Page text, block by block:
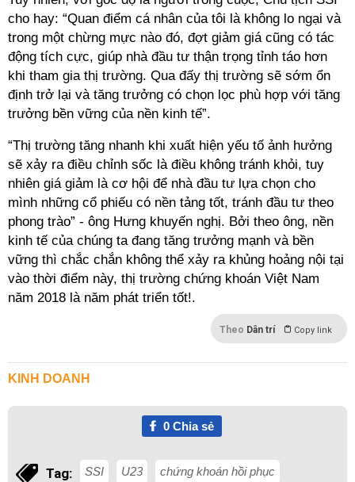
cho hay: “Quan điểm cá nhân của tôi là không lo ngại và
trong một chừng mực nào đó, đợt giảm giá cũng có tác
động tích cực, giúp nhà đầu tư thận trọng tỉnh táo hơn
khi tham gia thị trường. Qua đấy thị trường sẽ sớm ổn
định trở lại và tăng trưởng có chọn lọc phù hợp với tăng
trưởng bền vững của nền kinh tế”.
“Thị trường tăng nhanh khi xuất hiện yếu tố ảnh hưởng
sẽ xảy ra điều chỉnh sốc là điều không tránh khỏi, tuy
nhiên giá giảm là cơ hội để nhà đầu tư lựa chọn cho
mình những cổ phiếu có nền tảng tốt, tránh đầu tư theo
phong trào” - ông Hưng khuyến nghị. Bởi theo ông, nền
kinh tế của chúng ta đang tăng trưởng mạnh và bền
vững thì chắc chắn không thể xảy ra khủng hoảng nội tại
vào thời điểm này, thị trường chứng khoán Việt Nam
năm 2018 là năm phát triển tốt!.
Theo Dân trí Copy link
KINH DOANH
0Chia sẻ
Tag: SSI U23 chứng khoán hồi phục